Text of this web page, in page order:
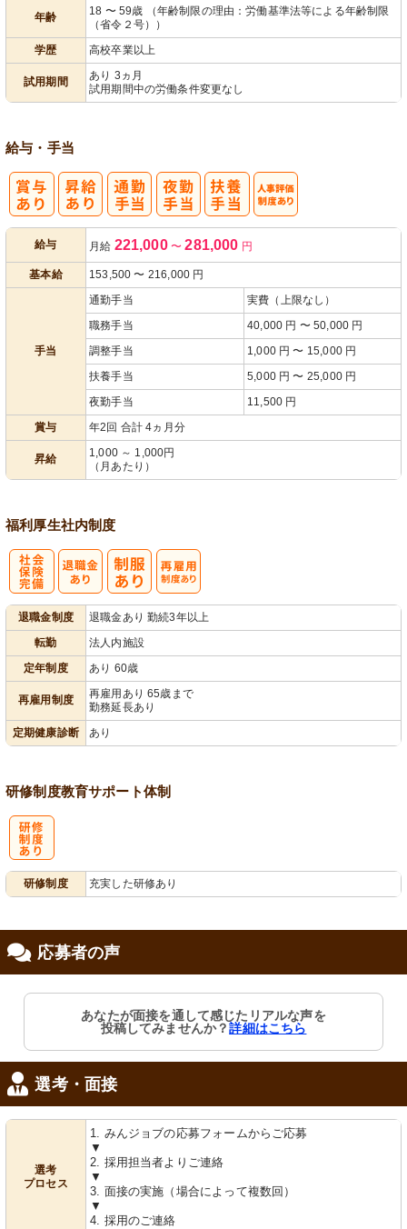
年齢
18 〜 59歳 （年齢制限の理由：労働基準法等による年齢制限
（省令２号））
学歴
高校卒業以上
試用期間
あり 3ヵ月
試用期間中の労働条件変更なし
給与・手当
給与 月給 221,000 〜 281,000 円
基本給 153,500 〜 216,000 円
手当
通勤手当
実費（上限なし）
職務手当
40,000 円 〜 50,000 円
調整手当
1,000 円 〜 15,000 円
扶養手当
5,000 円 〜 25,000 円
夜勤手当
11,500 円
賞与
年2回 合計 4ヵ月分
昇給
1,000 ～ 1,000円
（月あたり）
福利厚生社内制度
退職金制度
退職金あり 勤続3年以上
転勤
法人内施設
定年制度
あり 60歳
再雇用制度
再雇用あり 65歳まで
勤務延長あり
定期健康診断
あり
研修制度教育サポート体制
研修制度 充実した研修あり
応募者の声
あなたが面接を通して感じたリアルな声を
投稿してみませんか？詳細はこちら
選考・面接
選考
プロセス
1. みんジョブの応募フォームからご応募
▼
2. 採用担当者よりご連絡
▼
3. 面接の実施（場合によって複数回）
▼
4. 採用のご連絡